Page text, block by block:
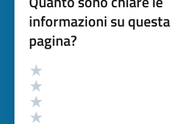
informazioni su questa
pagina?
Valutazione